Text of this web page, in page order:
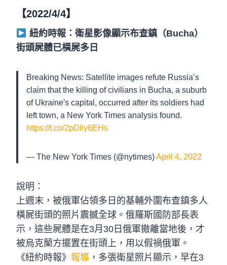
【2022/4/4】
紐約時報：衛星影像顯示布查鎮（Bucha）
街頭屍體已橫屍多日
Breaking News: Satellite images refute Russia’s
claim that the killing of civilians in Bucha, a suburb
of Ukraine's capital, occurred after its soldiers had
left town, a New York Times analysis found.
https://t.co/2pDlly6EHs
— The New York Times (@nytimes)April 4, 2022
說明：
上週末，被俄軍佔領多日的基輔外圍布查鎮多人
橫屍街頭的照片震撼全球。俄羅斯國防部長表
示，這些屍體是在3月30日俄軍撤離當地後，才
被烏克蘭方擺置在街頭上，用以假禍俄軍。
《紐約時報》 報導 ，多張衛星照片顯示，早在3